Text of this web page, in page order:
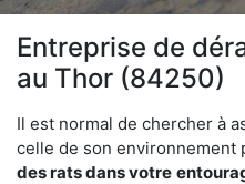
Entreprise de
au Thor (84250)
Il est normal de chercher à
celle de son environnement
des rats dans votre